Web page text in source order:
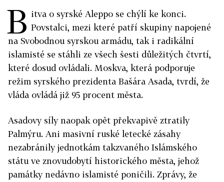
B itva o syrské Aleppo se chýlí ke konci.
Povstalci, mezi které patří skupiny napojené
na Svobodnou syrskou armádu, tak i radikální
islamisté se stáhli ze všech šesti důležitých čtvrtí,
které dosud ovládali. Moskva, která podporuje
režim syrského prezidenta Bašára Asada, tvrdí, že
vláda ovládá již 95 procent města.
Asadovy síly naopak opět překvapivě ztratily
Palmýru. Ani masivní ruské letecké zásahy
nezabránily jednotkám takzvaného Islámského
státu ve znovudobytí historického města, jehož
památky nedávno islamisté poničili. Zprávy, že